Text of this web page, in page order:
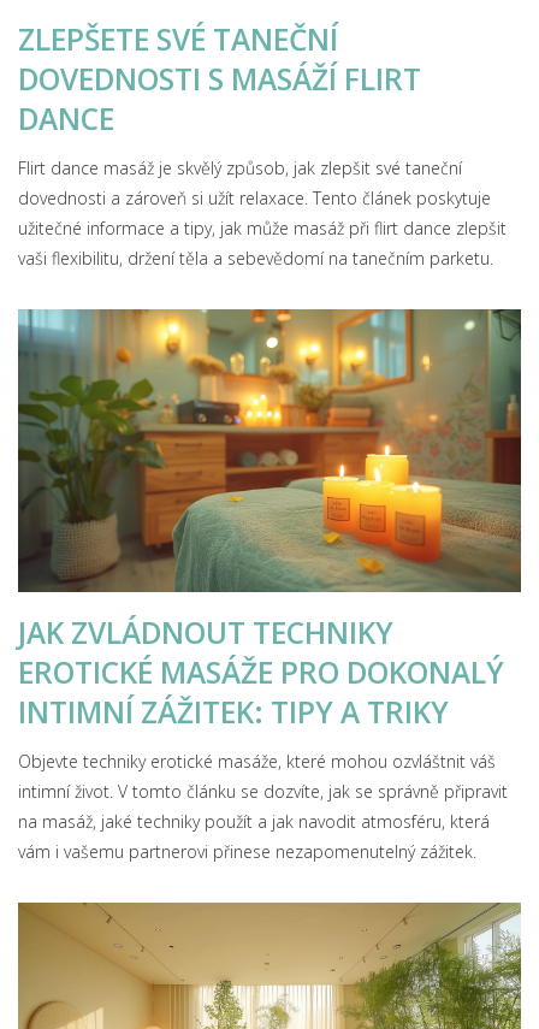
ZLEPŠETE SVÉ TANEČNÍ
DOVEDNOSTI S MASÁŽÍ FLIRT
DANCE
Flirt dance masáž je skvělý způsob, jak zlepšit své taneční
dovednosti a zároveň si užít relaxace. Tento článek poskytuje
užitečné informace a tipy, jak může masáž při flirt dance zlepšit
vaši flexibilitu, držení těla a sebevědomí na tanečním parketu.
JAK ZVLÁDNOUT TECHNIKY
EROTICKÉ MASÁŽE PRO DOKONALÝ
INTIMNÍ ZÁŽITEK: TIPY A TRIKY
Objevte techniky erotické masáže, které mohou ozvláštnit váš
intimní život. V tomto článku se dozvíte, jak se správně připravit
na masáž, jaké techniky použít a jak navodit atmosféru, která
vám i vašemu partnerovi přinese nezapomenutelný zážitek.